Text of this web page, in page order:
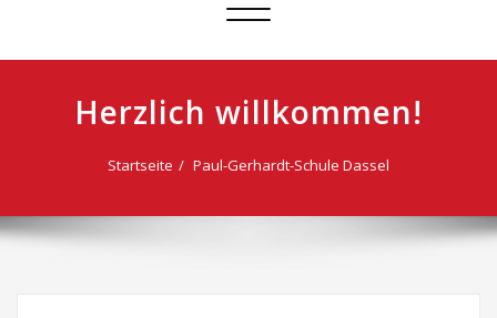
Schalte
Herzlich willkommen!
Startseite Paul-Gerhardt-Schule Dassel